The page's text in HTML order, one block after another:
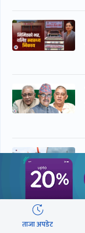
ताजा अपडेट